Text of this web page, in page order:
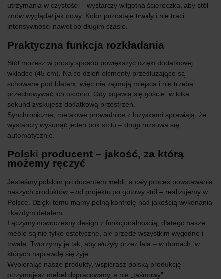
utrzymania w czystości – wystarczy wilgotna ściereczka, aby stół
znów wyglądał jak nowy. Kolor pozostaje trwały i nie traci
intensywności nawet po długim czasie.
Praktyczna funkcja rozkładania
Stół możesz w prosty sposób powiększyć dzięki dodatkowej
wkładce (45 cm). Na co dzień elementy przedłużające są
schowane pod blatem, więc nie zajmują miejsca i nie trzeba
przechowywać ich osobno. Gdy pojawią się goście, w kilka
sekund zyskujesz dodatkową przestrzeń.
Synchroniczne, metalowe prowadnice z łożyskami sprawiają, że
wystarczy wysunąć jeden bok stołu – drugi rozsuwa się
automatycznie.
Polski producent – jakość, za którą
możemy ręczyć
Jesteśmy polskim producentem mebli, a cały proces powstawania
naszych produktów – od projektu po gotowy stół – realizujemy w
Polsce. Dzięki temu mamy pełną kontrolę nad jakością wykonania
i każdym detalem.
Łączymy nowoczesny design z funkcjonalnością, dlatego nasze
meble są nie tylko estetyczne, ale przede wszystkim wygodne i
trwałe. Tworzymy je tak, aby służyły przez lata – w domach, w
których naprawdę się żyje.
Wybierając nasze produkty, wspierasz polską produkcję i
otrzymujesz mebel dopracowany, a nie „taśmowy”.